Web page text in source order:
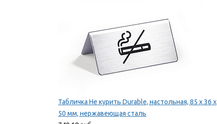
Табличка Не курить Durable, настольная, 85 x 36 x
50 мм, нержавеющая сталь